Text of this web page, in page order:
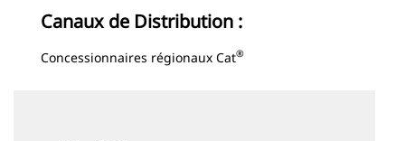
Canaux de Distribution :
Concessionnaires régionaux Cat®